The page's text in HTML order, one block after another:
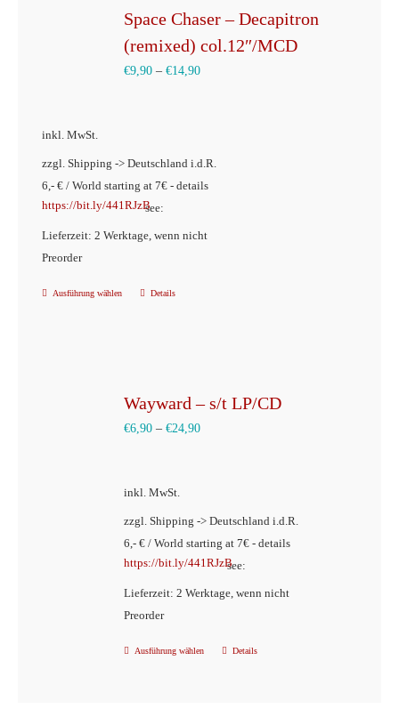
Varianten
der
Produktseite
gewählt
werden
Space Chaser – Decapitron
(remixed) col.12″/MCD
€9,90 –€14,90
inkl. MwSt.
zzgl. Shipping -> Deutschland i.d.R.
6,- € / World starting at 7€ - details
see:
https://bit.ly/441RJzB
Lieferzeit: 2 Werktage, wenn nicht
Preorder
Ausführung wählen
Dieses
Varianten
auf.
können
auf
der
Produktseite
gewählt
werden
Details
Wayward – s/t LP/CD
€6,90 –€24,90
inkl. MwSt.
zzgl. Shipping -> Deutschland i.d.R.
6,- € / World starting at 7€ - details
see:
https://bit.ly/441RJzB
Lieferzeit: 2 Werktage, wenn nicht
Preorder
Ausführung wählen
Dieses
Details